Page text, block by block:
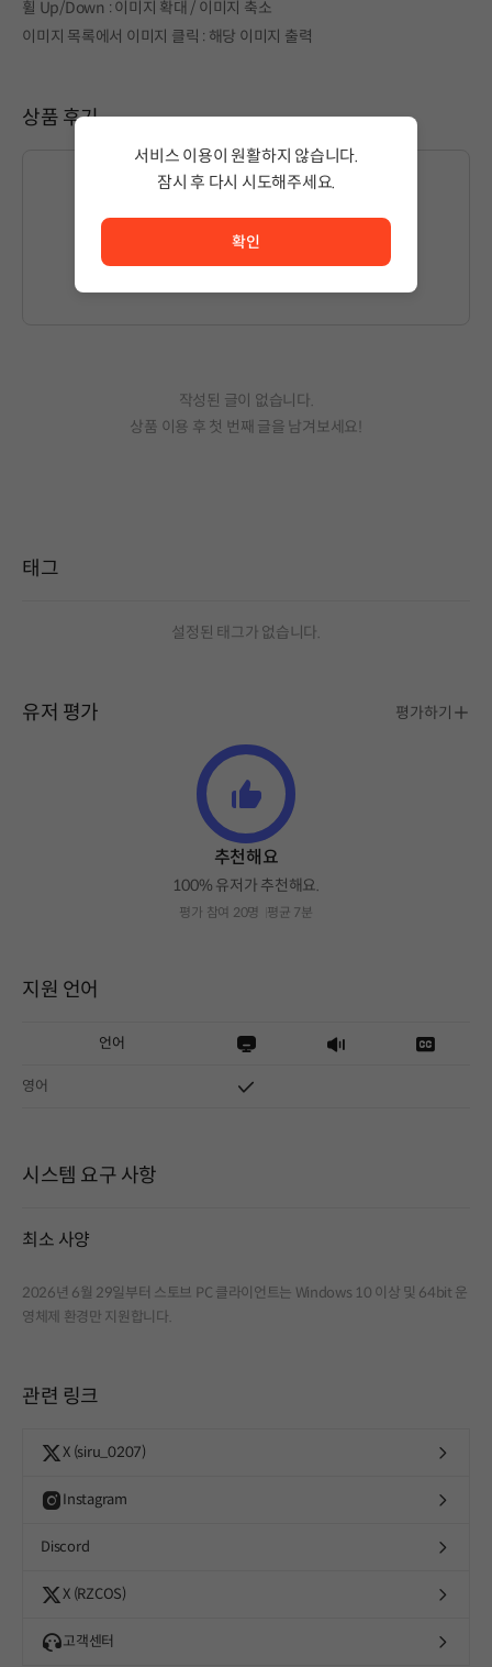
휠 Up/Down : 이미지 확대 / 이미지 축소
이미지 목록에서 이미지 클릭 : 해당 이미지 출력
상품 후기
글을 작성하시려면로그인
작성된 글이 없습니다.
상품 이용 후 첫 번째 글을 남겨보세요!
태그
설정된 태그가 없습니다.
유저 평가 평가하기
추천해요
100% 유저가 추천해요.
평가 참여 20명 평균 7분
지원 언어
언어
영어
시스템 요구 사항
최소 사양
2026년 6월 29일부터 스토브 PC 클라이언트는 Windows 10 이상 및 64bit 운
영체제 환경만 지원합니다.
관련 링크
X (siru_0207)
Instagram
Discord
X (RZCOS)
고객센터
서비스 이용이 원활하지 않습니다.
잠시 후 다시 시도해주세요.
확인